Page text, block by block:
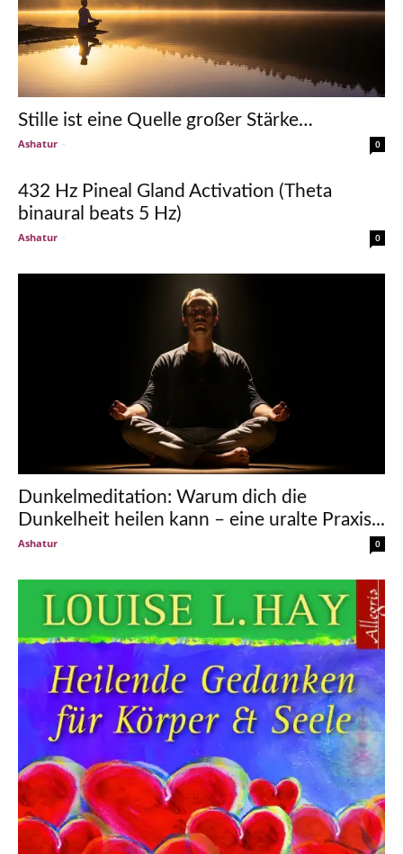
Stille ist eine Quelle großer Stärke…
Ashatur - 0
432 Hz Pineal Gland Activation (Theta
binaural beats 5 Hz)
Ashatur - 0
Dunkelmeditation: Warum dich die
Dunkelheit heilen kann – eine uralte Praxis...
Ashatur - 0